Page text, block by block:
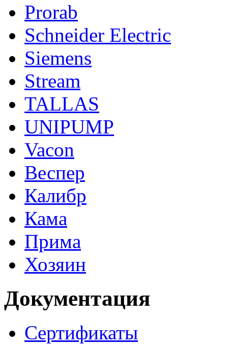
Prorab
Schneider Electric
Siemens
Stream
TALLAS
UNIPUMP
Vacon
Веспер
Калибр
Кама
Прима
Хозяин
Документация
Сертификаты